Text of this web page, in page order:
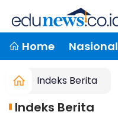
Home Nasional
Indeks Berita
Indeks Berita